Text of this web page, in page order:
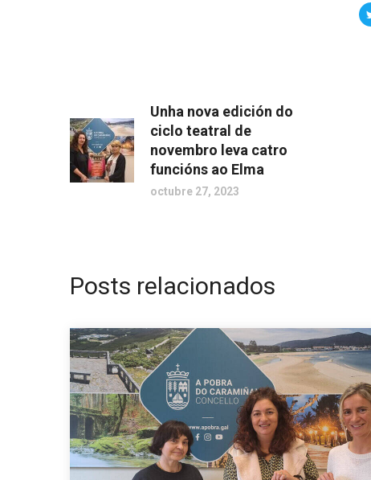
Unha nova edición do
ciclo teatral de
novembro leva catro
funcións ao Elma
octubre 27, 2023
Posts relacionados